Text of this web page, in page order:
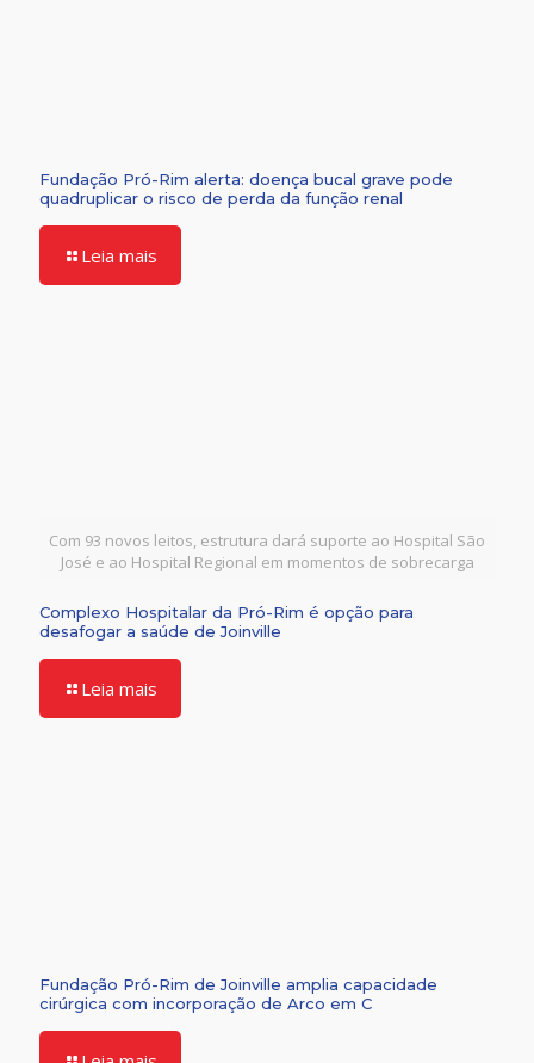
Fundação Pró-Rim alerta: doença bucal grave pode
quadruplicar o risco de perda da função renal
Leia mais
Com 93 novos leitos, estrutura dará suporte ao Hospital São
José e ao Hospital Regional em momentos de sobrecarga
Complexo Hospitalar da Pró-Rim é opção para
desafogar a saúde de Joinville
Leia mais
Fundação Pró-Rim de Joinville amplia capacidade
cirúrgica com incorporação de Arco em C